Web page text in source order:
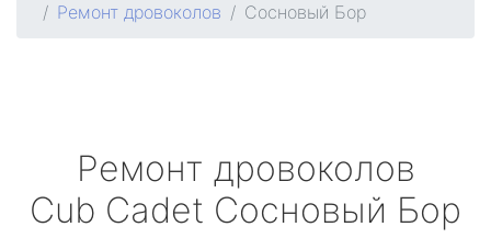
Ремонт дровоколов
Сосновый Бор
Ремонт дровоколов
Cub Cadet Сосновый Бор